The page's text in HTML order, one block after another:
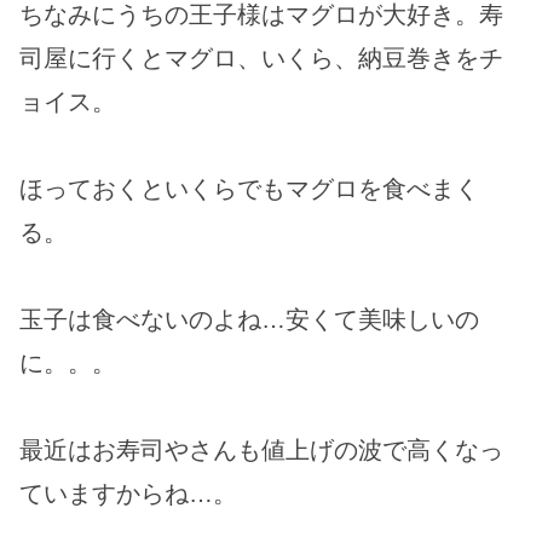
ちなみにうちの王子様はマグロが大好き。寿
司屋に行くとマグロ、いくら、納豆巻きをチ
ョイス。
ほっておくといくらでもマグロを食べまく
る。
玉子は食べないのよね…安くて美味しいの
に。。。
最近はお寿司やさんも値上げの波で高くなっ
ていますからね…。